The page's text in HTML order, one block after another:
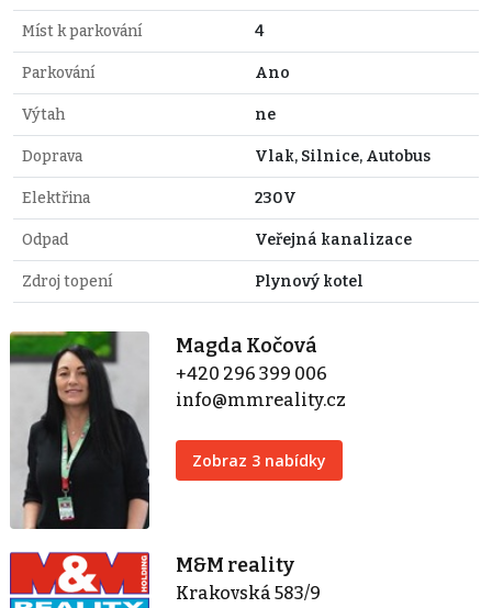
Míst k parkování 4
Parkování Ano
Výtah ne
Doprava Vlak, Silnice, Autobus
Elektřina 230V
Odpad Veřejná kanalizace
Zdroj topení Plynový kotel
Magda Kočová
+420 296 399 006
info@mmreality.cz
Zobraz 3 nabídky
M&M reality
Krakovská 583/9